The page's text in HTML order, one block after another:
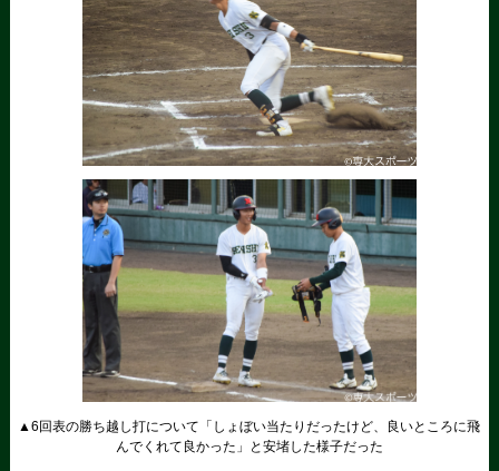
▲6回表の勝ち越し打について「しょぼい当たりだったけど、良いところに飛
んでくれて良かった」と安堵した様子だった